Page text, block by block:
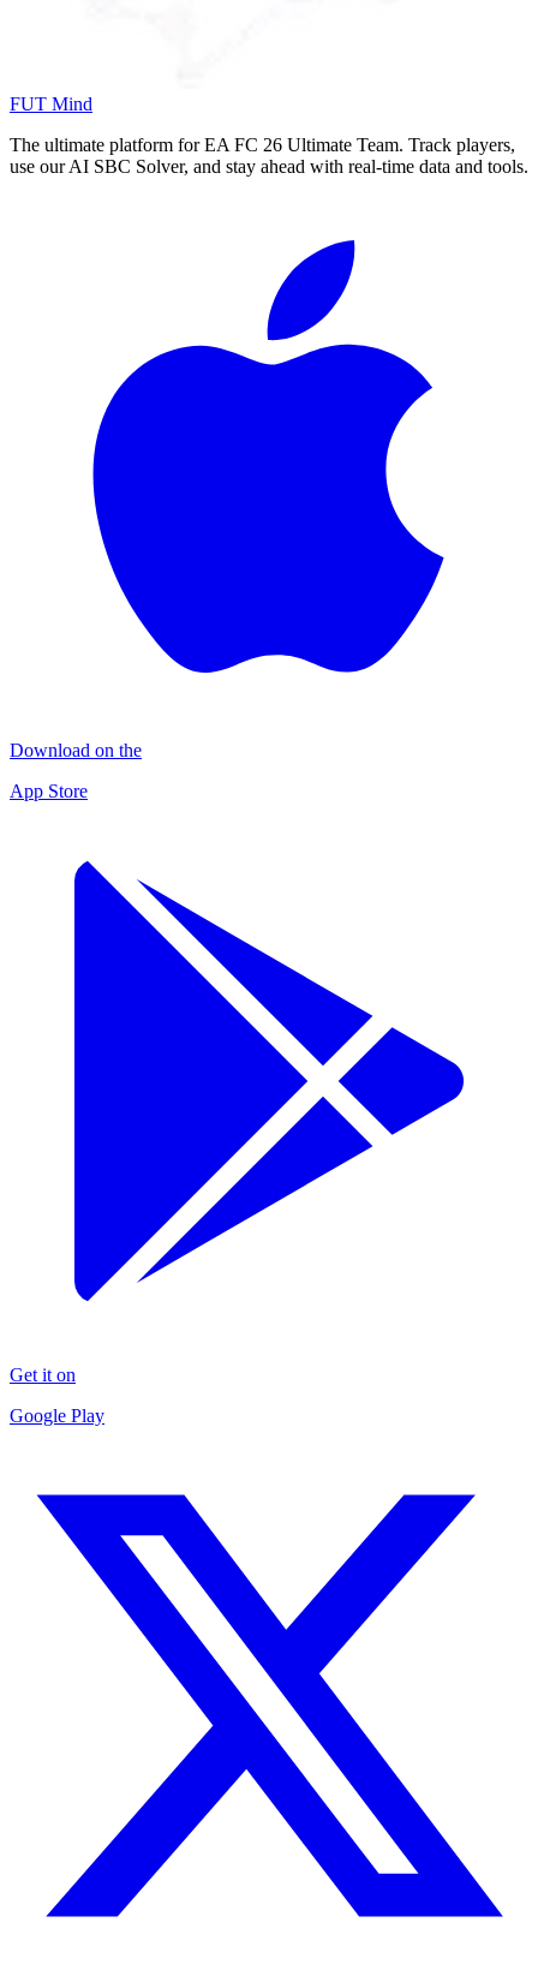
FUT Mind
The ultimate platform for EA FC 26 Ultimate Team. Track players,
use our AI SBC Solver, and stay ahead with real-time data and tools.
Download on the
App Store
Get it on
Google Play